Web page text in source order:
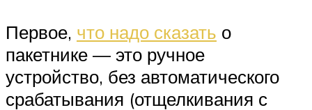
Первое, что надо сказать о
пакетнике — это ручное
устройство, без автоматического
срабатывания (отщелкивания с